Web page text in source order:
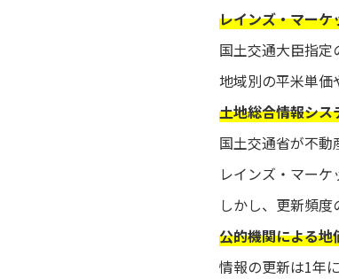
レインズ・マーケ
国土交通大臣指定
地域別の平米単価
土地総合情報シス
国土交通省が不動
レインズ・マー
しかし、更新頻
公的機関による地
情報の更新は1年